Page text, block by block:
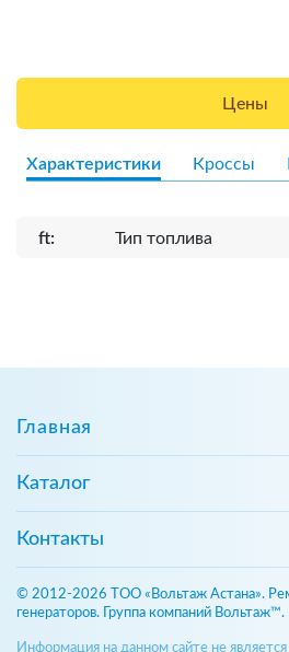
Цены
Характеристики Кроссы
ft: Тип топлива
Главная
Каталог
Контакты
© 2012-2026 ТОО «Вольтаж Астана».
генераторов. Группа компаний Вольтаж™.
Информация на данном сайте не